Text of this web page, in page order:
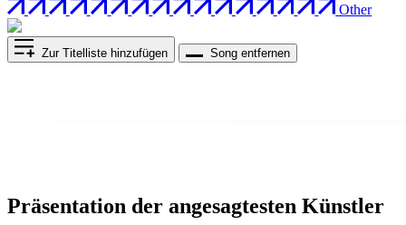
Other
Zur Titelliste hinzufügen Song entfernen
Präsentation der angesagtesten Künstler